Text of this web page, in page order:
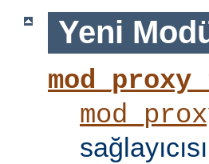
Yeni
sağlayıcısı